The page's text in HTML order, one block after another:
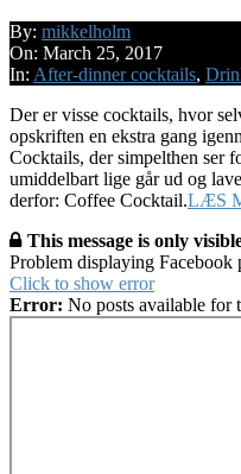
2017-
03-
25
By: mikkelholm
On: March 25, 2017
In: After-dinner cocktails,
Der er visse cocktails, hvor
opskriften en ekstra gang
Cocktails, der simpelthen ser
umiddelbart lige går ud og
derfor: Coffee Cocktail.LÆS
This message is only
Problem displaying Facebook
Click to show error
Error: No posts available for